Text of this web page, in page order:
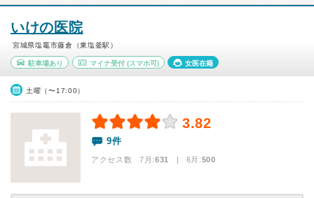
いけの医院
宮城県塩竈市藤倉（東塩釜駅）
駐車場あり マイナ受付(スマホ可) 女医在籍
土曜（〜17:00）
3.82
9件
アクセス数 7月:631 | 6月:500